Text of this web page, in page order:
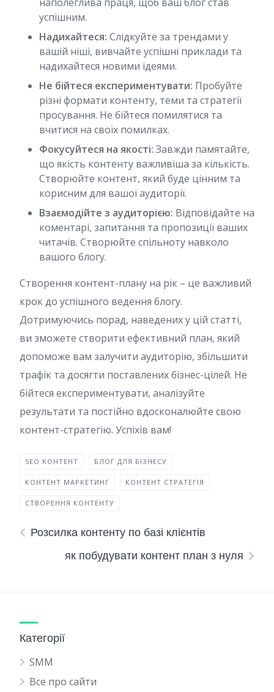
успішним.
Надихайтеся: Слідкуйте за трендами у
вашій ніші, вивчайте успішні приклади та
надихайтеся новими ідеями.
Не бійтеся експериментувати: Пробуйте
різні формати контенту, теми та стратегії
просування. Не бійтеся помилятися та
вчитися на своїх помилках.
Фокусуйтеся на якості: Завжди памятайте,
що якість контенту важливіша за кількість.
Створюйте контент, який буде цінним та
корисним для вашої аудиторії.
Взаємодійте з аудиторією: Відповідайте на
коментарі, запитання та пропозиції ваших
читачів. Створюйте спільноту навколо
вашого блогу.
Створення контент-плану на рік – це важливий
крок до успішного ведення блогу.
Дотримуючись порад, наведених у цій статті,
ви зможете створити ефективний план, який
допоможе вам залучити аудиторію, збільшити
трафік та досягти поставлених бізнес-цілей. Не
бійтеся експериментувати, аналізуйте
результати та постійно вдосконалюйте свою
контент-стратегію. Успіхів вам!
SEO КОНТЕНТ БЛОГ ДЛЯ БІЗНЕСУ
КОНТЕНТ МАРКЕТИНГ КОНТЕНТ СТРАТЕГІЯ
СТВОРЕННЯ КОНТЕНТУ
Розсилка контенту по базі клієнтів
як побудувати контент план з нуля
Категорії
SMM
Все про сайти